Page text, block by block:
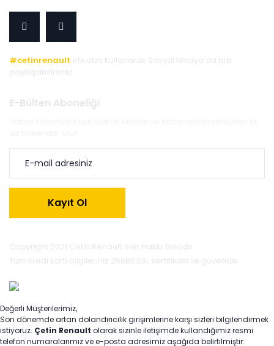
#cetinrenault etiketini kullanarak Sosyal Medya'da bizi
paylaşabilirsiniz.
E-Bülten Aboneliği
Kayıt Ol
Copyright 2021 Cetin Renault. Her Hakkı Saklıdır.
Tüm kredi kartı bilgileriniz 256Bit SSL sertifikası ile güvende.
Değerli Müşterilerimiz,
Son dönemde artan dolandırıcılık girişimlerine karşı sizleri bilgilendirmek
istiyoruz. Çetin Renault olarak sizinle iletişimde kullandığımız resmi
telefon numaralarımız ve e-posta adresimiz aşağıda belirtilmiştir: